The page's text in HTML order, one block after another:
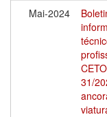
Mai-2024
31/